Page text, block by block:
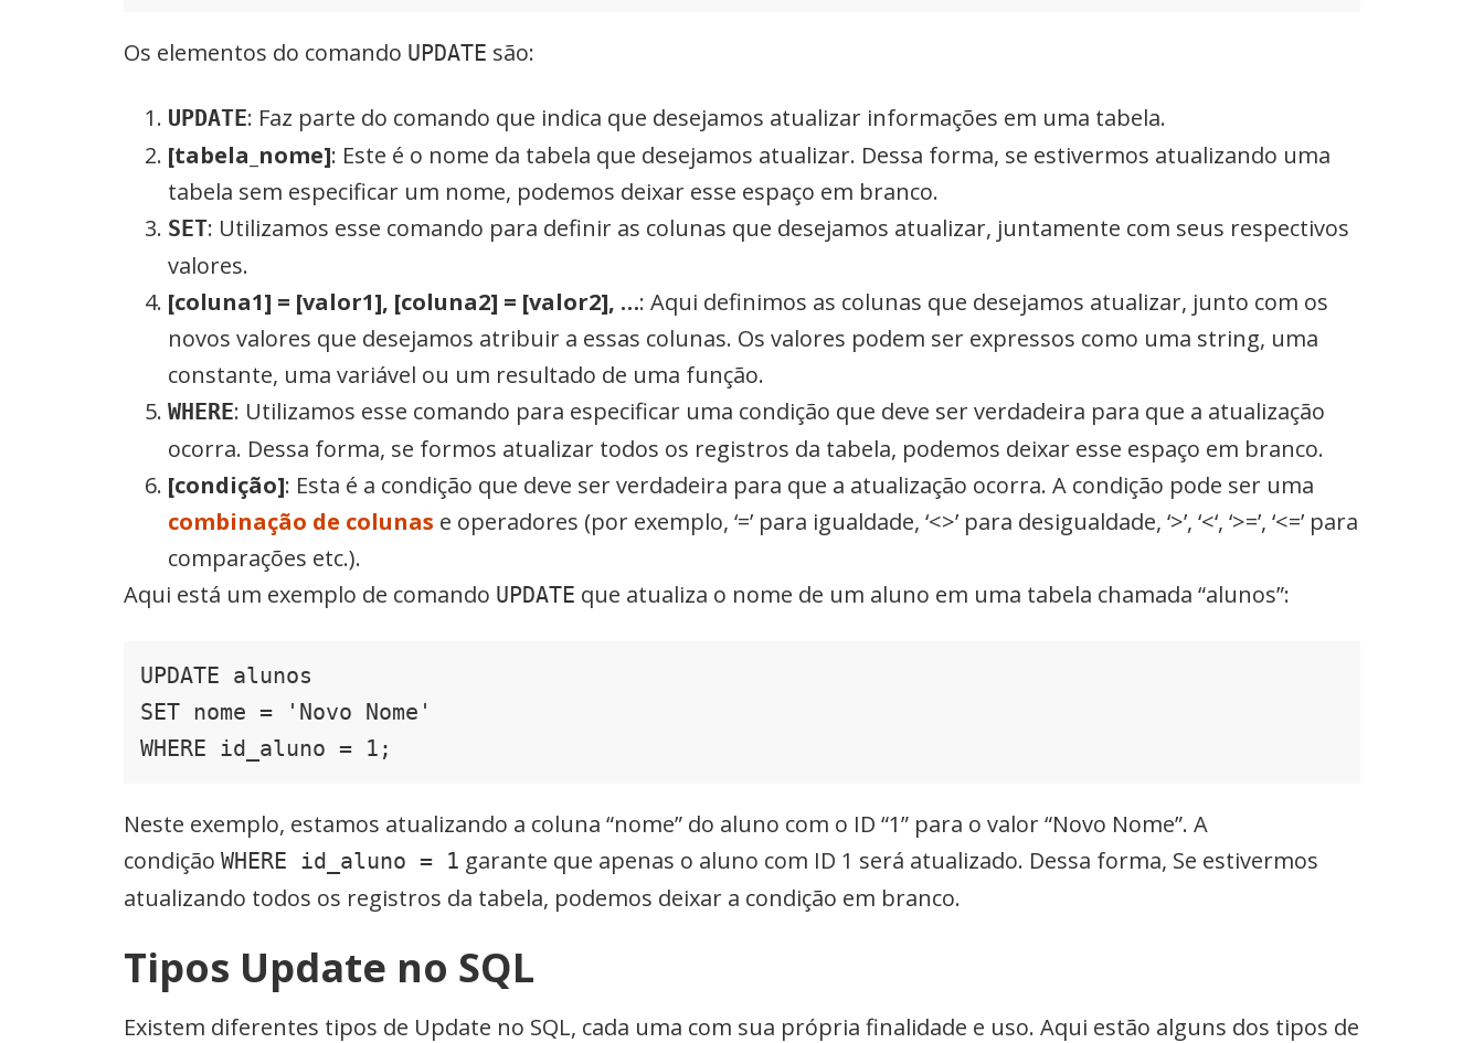
Os elementos do comando UPDATE são:
UPDATE: Faz parte do comando que indica que desejamos atualizar informações em uma tabela.
[tabela_nome]: Este é o nome da tabela que desejamos atualizar. Dessa forma, se estivermos atualizando uma
tabela sem especificar um nome, podemos deixar esse espaço em branco.
SET: Utilizamos esse comando para definir as colunas que desejamos atualizar, juntamente com seus respectivos
valores.
[coluna1] = [valor1], [coluna2] = [valor2], …: Aqui definimos as colunas que desejamos atualizar, junto com os
novos valores que desejamos atribuir a essas colunas. Os valores podem ser expressos como uma string, uma
constante, uma variável ou um resultado de uma função.
WHERE: Utilizamos esse comando para especificar uma condição que deve ser verdadeira para que a atualização
ocorra. Dessa forma, se formos atualizar todos os registros da tabela, podemos deixar esse espaço em branco.
[condição]: Esta é a condição que deve ser verdadeira para que a atualização ocorra. A condição pode ser uma
combinação de colunas e operadores (por exemplo, ‘=’ para igualdade, ‘<>’ para desigualdade, ‘>’, ‘<‘, ‘>=’, ‘<=’ para
comparações etc.).
Aqui está um exemplo de comando UPDATE que atualiza o nome de um aluno em uma tabela chamada “alunos”:
UPDATE alunos
SET nome = 'Novo Nome'
Neste exemplo, estamos atualizando a coluna “nome” do aluno com o ID “1” para o valor “Novo Nome”. A
condição WHERE id_aluno = 1 garante que apenas o aluno com ID 1 será atualizado. Dessa forma, Se estivermos
atualizando todos os registros da tabela, podemos deixar a condição em branco.
Tipos Update no SQL
Existem diferentes tipos de Update no SQL, cada uma com sua própria finalidade e uso. Aqui estão alguns dos tipos de